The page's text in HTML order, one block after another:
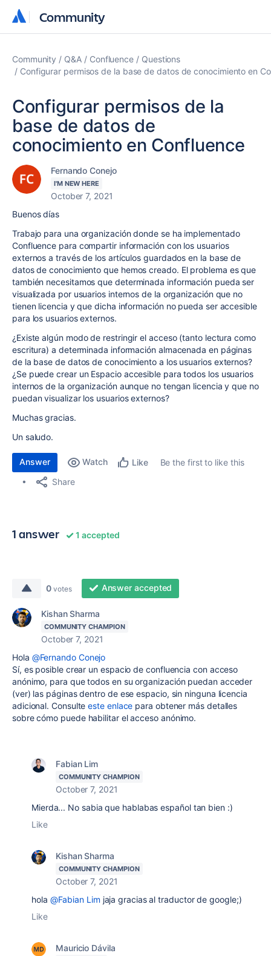
Community
Community
Community Q&A Confluence
Questions
Configurar permisos de la base de datos de conocimiento en
Configurar permisos de la
base de datos de
conocimiento en Confluence
Fernando Conejo
I'M NEW HERE
October 7, 2021
Buenos días
Trabajo para una organización donde se ha implementado
Confluence para compartir información con los usuarios
externos a través de los artículos guardados en la base de
datos de conocimiento que hemos creado. El problema es que
también necesitamos que determinada información pueda ser
visualizada por usuarios internos de la organización que no
tienen licencia y que dicha información no pueda ser accesible
para los usuarios externos.
¿Existe algún modo de restringir el acceso (tanto lectura como
escritura) a determinada información almacenada en páginas
de la base de datos de conocimiento a los usuarios externos?
¿Se puede crear un Espacio accesible para todos los usuarios
internos de la organización aunque no tengan licencia y que no
puedan visualizar los usuarios externos?
Muchas gracias.
Un saludo.
Answer Watch Like
Be the first to like this
Share
1 answer 1 accepted
0 votes Answer accepted
Kishan Sharma
COMMUNITY CHAMPION
October 7, 2021
Hola @Fernando Conejo
Sí, es posible crear un espacio de confluencia con acceso
anónimo, para que todos en su organización puedan acceder
(ver) las páginas dentro de ese espacio, sin ninguna licencia
adicional. Consulteeste enlace para obtener más detalles
sobre cómo puede habilitar el acceso anónimo.
Fabian Lim
COMMUNITY CHAMPION
October 7, 2021
Mierda... No sabia que hablabas español tan bien :)
Like
Kishan Sharma
COMMUNITY CHAMPION
October 7, 2021
hola @Fabian Lim jaja gracias al traductor de google;)
Like
Mauricio Dávila